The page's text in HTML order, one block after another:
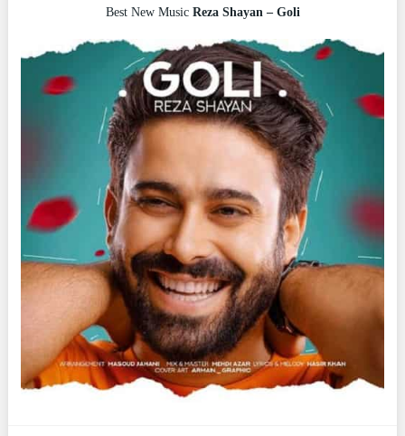
Best New MusicReza Shayan – Goli